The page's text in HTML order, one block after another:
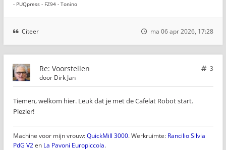
- PUQpress - FZ94 - Tonino
Citeer ma 06 apr 2026, 17:28
Re: Voorstellen
3
door Dirk Jan
Tiemen, welkom hier. Leuk dat je met de Cafelat Robot start.
Plezier!
Machine voor mijn vrouw:QuickMill 3000. Werkruimte: Rancilio Silvia
PdG V2en La Pavoni Europiccola.